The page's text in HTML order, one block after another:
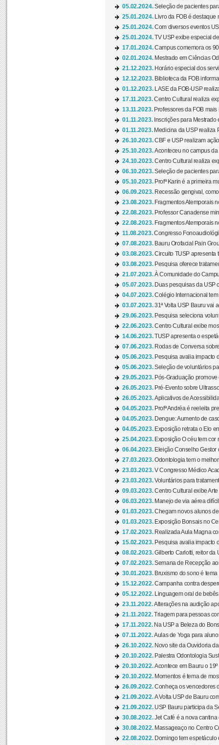
05.02.2024.Seleção de pacientes
25.01.2024.
Livro da FOB é destaque
25.01.2024.Com diversos eventos
25.01.2024.TV USP exibe especial
17.01.2024.Campus comemora os
02.01.2024. Mestrado em Ciências
21.12.2023. Horário especial dos
12.12.2023. Biblioteca da FOB
01.12.2023.
LASE da FOB-USP
17.11.2023.Centro Cultural realiza
13.11.2023. Professores da FOB
01.11.2023. Inscrições para
01.11.2023. Medicina da USP realiza
26.10.2023.CBF e USP realizam
25.10.2023.Aconteceu no campus da
24.10.2023.Centro Cultural realiza
06.10.2023.Seleção de pacientes
05.10.2023. Profª Karin é a primeira
06.09.2023. Recessão gengival,
23.08.2023. Fragmentos Atemporais
22.08.2023. Professor Canadense
22.08.2023. Fragmentos Atemporais
11.08.2023.Congresso
07.08.2023. Bauru Orofacial Pain
03.08.2023.Circuito TUSP apresenta
03.08.2023. Pesquisa oferece
21.07.2023.À Comunidade do
05.07.2023. Duas pesquisas da USP
04.07.2023.Colégio Internacional
03.07.2023.31ª Volta USP Bauru vai
29.06.2023. Pesquisa seleciona
22.06.2023.Centro Cultural exibe
14.06.2023.TUSP apresenta o
07.06.2023. Rodas de Conversa
05.06.2023. Pesquisa avalia impacto
05.06.2023.Seleção de voluntários
29.05.2023. Pós-Graduação
26.05.2023. Pré-Evento sobre
26.05.2023.Aplicativos de
04.05.2023. Profª Andréa é reeleita
04.05.2023. Dengue: Aumento de
04.05.2023. Exposição retrata o Elo
25.04.2023. Exposição O céu tem cor
06.04.2023. Eleição Conselho Gestor
27.03.2023.Odontologia tem o
23.03.2023.V Congresso Médico
23.03.2023.Voluntários para
09.03.2023.Centro Cultural exibe
06.03.2023. Manejo de via aérea
01.03.2023.Chegam novos alunos
01.03.2023. Exposição Bonsais no
17.02.2023. Realizada Aula Magna
15.02.2023. Pesquisa avalia impacto
08.02.2023.Gilberto Carlotti, reitor da
07.02.2023.Semana de Recepção
30.01.2023. Bruxismo do sono é
15.12.2022.Campanha contra
05.12.2022.
Linguagem oral de
23.11.2022.Alterações na audição
21.11.2022.Triagem para pessoas
17.11.2022. Na USP a Beleza do
07.11.2022.Aulas de Yoga para
26.10.2022. Novo site da Ouvidoria
20.10.2022. Palestra Odontologia
20.10.2022.Acontece em Bauru o 19º
20.10.2022. Momentos é tema de
26.09.2022.Conheça os vencedores
21.09.2022.A Volta USP de Bauru
21.09.2022. USP Bauru participa da
30.08.2022.Jet Café é a nova
30.08.2022. Massageaço no Centro
22.08.2022. Domingo tem espetáculo